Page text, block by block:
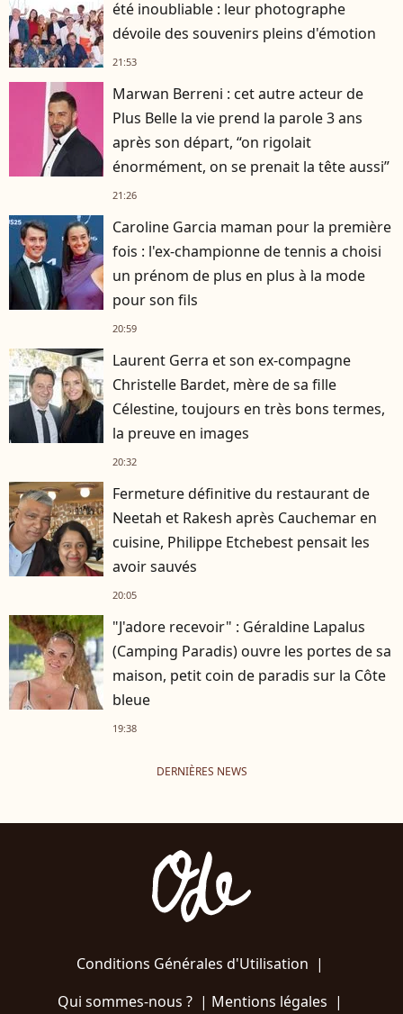
été inoubliable : leur photographe
dévoile des souvenirs pleins d'émotion
21:53
Marwan Berreni : cet autre acteur de
Plus Belle la vie prend la parole 3 ans
après son départ, “on rigolait
énormément, on se prenait la tête aussi”
21:26
Caroline Garcia maman pour la première
fois : l'ex-championne de tennis a choisi
un prénom de plus en plus à la mode
pour son fils
20:59
Laurent Gerra et son ex-compagne
Christelle Bardet, mère de sa fille
Célestine, toujours en très bons termes,
la preuve en images
20:32
Fermeture définitive du restaurant de
Neetah et Rakesh après Cauchemar en
cuisine, Philippe Etchebest pensait les
avoir sauvés
20:05
"J'adore recevoir" : Géraldine Lapalus
(Camping Paradis) ouvre les portes de sa
maison, petit coin de paradis sur la Côte
bleue
19:38
DERNIÈRES NEWS
Conditions Générales d'Utilisation |
Qui sommes-nous ?| Mentions légales |